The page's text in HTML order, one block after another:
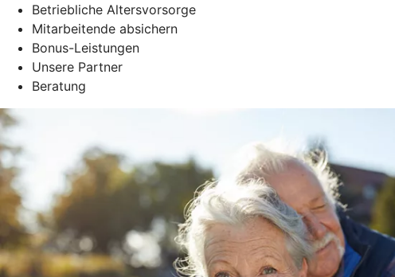
Betriebliche Altersvorsorge
Mitarbeitende absichern
Bonus-Leistungen
Unsere Partner
Beratung